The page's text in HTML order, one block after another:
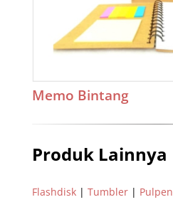
Memo Bintang
Produk Lainnya
Flashdisk| Tumbler| Pulpen